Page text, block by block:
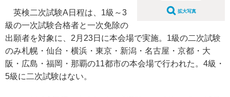
拡大写真
英検二次試験A日程は、1級～3
級の一次試験合格者と一次免除の
出願者を対象に、2月23日に本会場で実施。1級の二次試験
のみ札幌・仙台・横浜・東京・新潟・名古屋・京都・大
阪・広島・福岡・那覇の11都市の本会場で行われた。4級・
5級に二次試験はない。